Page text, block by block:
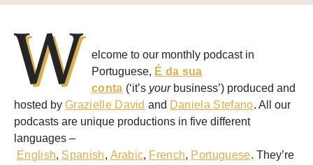
W
elcome to our monthly podcast in
Portuguese, É da sua
conta (‘it’s your business’) produced and
hosted by Grazielle David and Daniela Stefano. All our
podcasts are unique productions in five different
languages –
English, Spanish, Arabic, French, Portuguese. They’re